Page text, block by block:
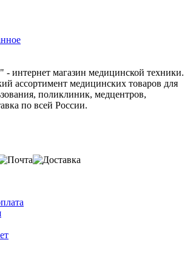
магазин медицинской техники.
ассортимент медицинских товаров для
поликлиник, медцентров,
по всей России.